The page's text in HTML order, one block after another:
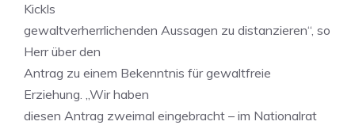
Kickls
gewaltverherrlichenden Aussagen zu distanzieren“, so
Herr über den
Antrag zu einem Bekenntnis für gewaltfreie
Erziehung. „Wir haben
diesen Antrag zweimal eingebracht – im Nationalrat